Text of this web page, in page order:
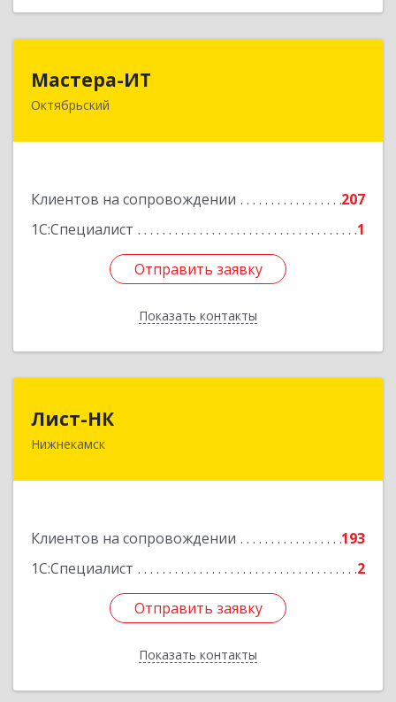
Мастера-ИТ
Октябрьский
Клиентов на сопровождении
207
1С:Специалист
1
Отправить заявку
Показать контакты
452607, Башкортостан Респ, Октябрьский г,
Отправить заявку
Назад
Лист-НК
Нижнекамск
Клиентов на сопровождении
193
1С:Специалист
2
Отправить заявку
Показать контакты
423585, Татарстан Респ, Нижнекамский р-н,
Отправить заявку
Назад